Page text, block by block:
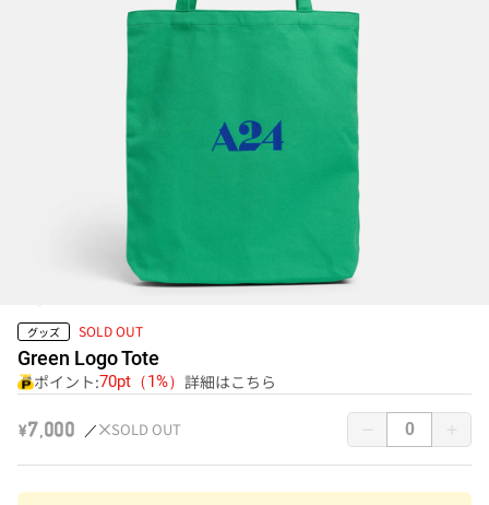
グッズ SOLD OUT
Green Logo Tote
ポイント:70pt（1%） 詳細はこちら
￥7,000 SOLD OUT